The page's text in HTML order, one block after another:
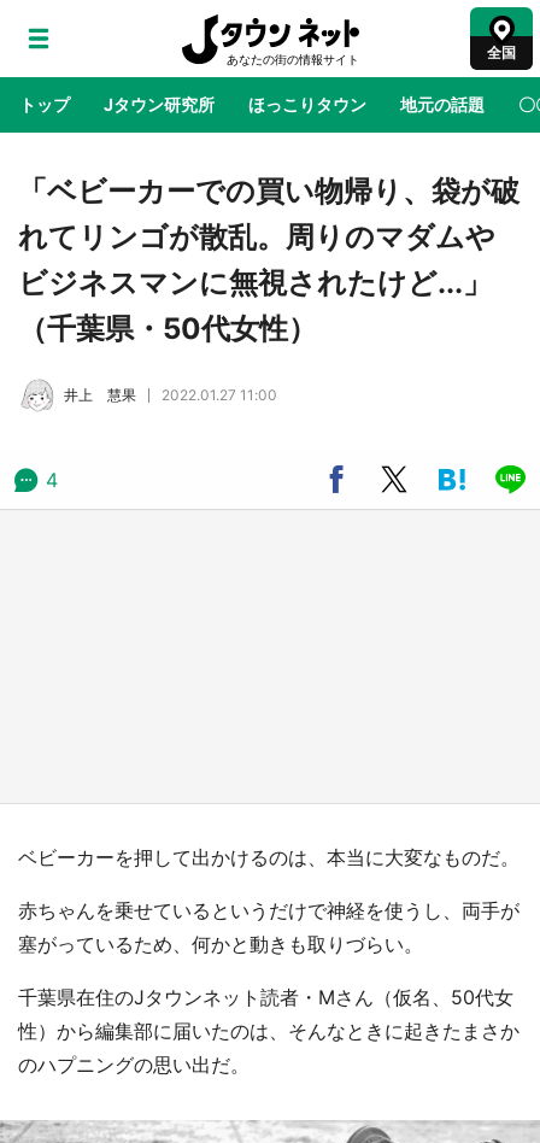
全国
トップ Jタウン研究所 ほっこりタウン 地元の話題 〇
地域×二次元 絶景 あの時はありがとう 物語がはじ
鳥取・境港「ゲゲゲの妖怪楽園」限定だった鬼
太郎グッズ買える 銀座・博品館TOY PARKへ
急げ【8／8～31】
公式プロモ動画で「聖地」が生産されてます
『薬屋のひとりごと』の〝舞〟の世界に入り込
む 六本木ヒルズ展望台でコラボ、本邦初公開
「ベビーカーでの買い物帰り、袋が破
れてリンゴが散乱。周りのマダムや
ビジネスマンに無視されたけど...」
（千葉県・50代女性）
井上 慧果 2022.01.27 11:00
4
ベビーカーを押して出かけるのは、本当に大変なものだ。
赤ちゃんを乗せているというだけで神経を使うし、両手が
塞がっているため、何かと動きも取りづらい。
千葉県在住のJタウンネット読者・Mさん（仮名、50代女
性）から編集部に届いたのは、そんなときに起きたまさか
のハプニングの思い出だ。